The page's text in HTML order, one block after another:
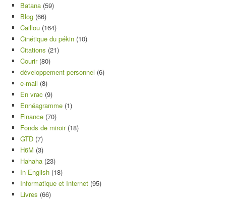
Batana (59)
Blog (66)
Caillou (164)
Cinétique du pékin (10)
Citations (21)
Courir(80)
développement personnel (6)
e-mail (8)
En vrac (9)
Ennéagramme (1)
Finance (70)
Fonds de miroir(18)
GTD (7)
H6M (3)
Hahaha (23)
In English (18)
Informatique et Internet (95)
Livres (66)